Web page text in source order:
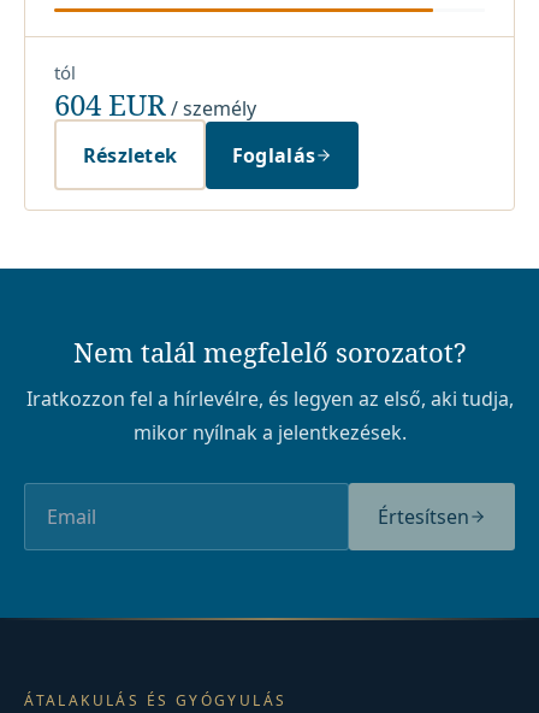
tól
604 EUR/ személy
Részletek
Foglalás
Nem talál megfelelő sorozatot?
Iratkozzon fel a hírlevélre, és legyen az első, aki tudja,
mikor nyílnak a jelentkezések.
Értesítsen
ÁTALAKULÁS ÉS GYÓGYULÁS